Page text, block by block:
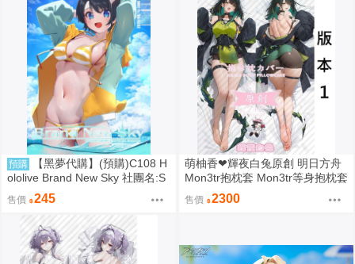
預購
【黑夢代購】(預購)C108 H
ololive Brand New Sky 社團名:S
ENSE OF TASTE 繪師:みかく
售價 245
萌柚香❤輝夜白兔原創 明日方舟
Mon3tr抱枕套 Mon3tr等身抱枕套
Mon3tr枕頭套 Mon3tr枕套 動漫
等身抱枕套
售價 2300